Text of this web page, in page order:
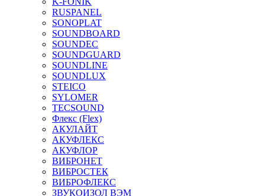
RUSPANEL
SONOPLAT
SOUNDBOARD
SOUNDEC
SOUNDGUARD
SOUNDLINE
SOUNDLUX
STEICO
SYLOMER
TECSOUND
Флекс (Flex)
АКУЛАЙТ
АКУФЛЕКС
АКУФЛОР
ВИБРОНЕТ
ВИБРОСТЕК
ВИБРОФЛЕКС
ЗВУКОИЗОЛ ВЭМ